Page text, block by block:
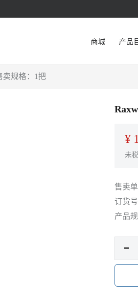
商城 产品
卖规格：1把
¥
未
售卖单
订货号
产品规